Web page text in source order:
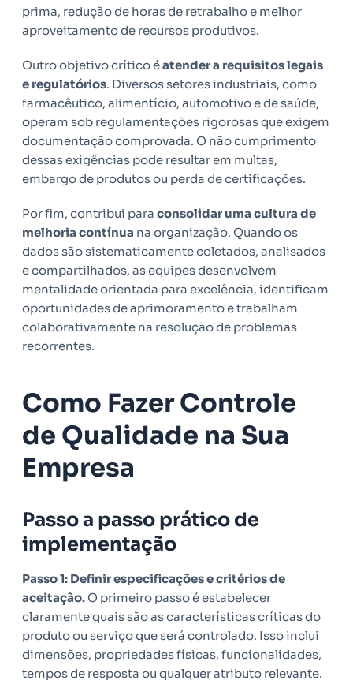
prima, redução de horas de retrabalho e melhor
aproveitamento de recursos produtivos.
Outro objetivo crítico éatender a requisitos legais
e regulatórios. Diversos setores industriais, como
farmacêutico, alimentício, automotivo e de saúde,
operam sob regulamentações rigorosas que exigem
documentação comprovada. O não cumprimento
dessas exigências pode resultar em multas,
embargo de produtos ou perda de certificações.
Por fim, contribui para consolidar uma cultura de
melhoria contínua na organização. Quando os
dados são sistematicamente coletados, analisados
e compartilhados, as equipes desenvolvem
mentalidade orientada para excelência, identificam
oportunidades de aprimoramento e trabalham
colaborativamente na resolução de problemas
recorrentes.
Como Fazer Controle
de Qualidade na Sua
Empresa
Passo a passo prático de
implementação
Passo 1: Definir especificações e critérios de
aceitação.O primeiro passo é estabelecer
claramente quais são as características críticas do
produto ou serviço que será controlado. Isso inclui
dimensões, propriedades físicas, funcionalidades,
tempos de resposta ou qualquer atributo relevante.